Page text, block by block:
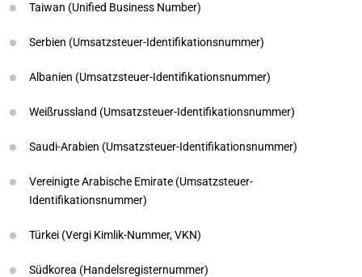
Taiwan (Unified Business Number)
Serbien (Umsatzsteuer-Identifikationsnummer)
Albanien (Umsatzsteuer-Identifikationsnummer)
Weißrussland (Umsatzsteuer-Identifikationsnummer)
Saudi-Arabien (Umsatzsteuer-Identifikationsnummer)
Vereinigte Arabische Emirate (Umsatzsteuer-
Identifikationsnummer)
Türkei (Vergi Kimlik-Nummer, VKN)
Südkorea (Handelsregisternummer)